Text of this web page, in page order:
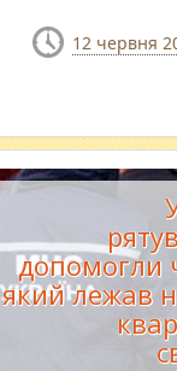
12 червня
допомогли
який лежав